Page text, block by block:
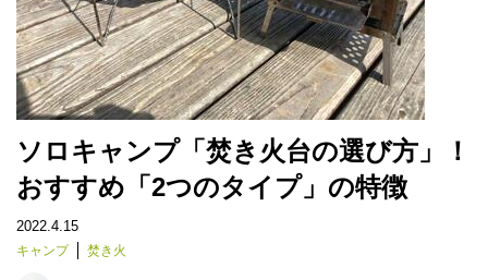
ソロキャンプ「焚き火台の選び方」！
おすすめ「2つのタイプ」の特徴
2022.4.15
キャンプ 焚き火